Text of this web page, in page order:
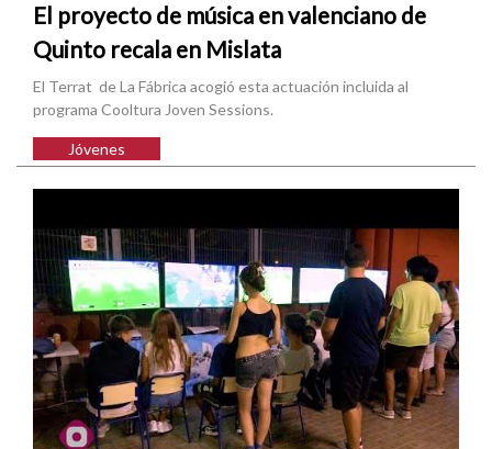
El proyecto de música en valenciano de
Quinto recala en Mislata
El Terrat de La Fábrica acogió esta actuación incluida al
programa Cooltura Joven Sessions.
Jóvenes